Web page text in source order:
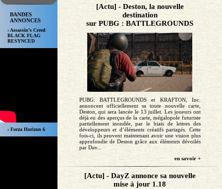
BANDES
ANNONCES
› Assassin’s Creed
BLACK FLAG
RESYNCED
› Forza Horizon 6
[Actu] - Deston, la nouvelle
destination
sur PUBG : BATTLEGROUNDS
PUBG: BATTLEGROUNDS et KRAFTON, Inc.
annoncent officiellement sa toute nouvelle carte,
Deston, qui sera lancée le 13 juillet. Les joueurs ont
déjà eu des aperçus de la carte, mégalopole futuriste
partiellement inondée, par le biais de lettres des
développeurs et d’éléments créatifs partagés. Cette
fois-ci, ils peuvent maintenant avoir une vision plus
approfondie de Deston grâce aux éléments dévoilés
par Dav...
en savoir +
[Actu] - DayZ annonce sa nouvelle
mise à jour 1.18